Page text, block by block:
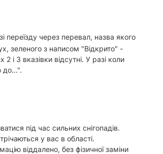
через перевал, назва якого
зеленого з написом "Відкрито" -
і 3 вказівки відсутні. У разі коли
до...".
під час сильних снігопадів.
у вас в області.
віддалено, без фізичної заміни